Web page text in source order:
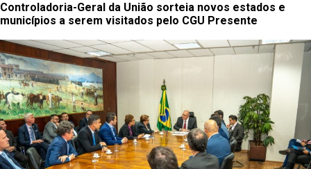
Controladoria-Geral da União sorteia novos estados e
municípios a serem visitados pelo CGU Presente